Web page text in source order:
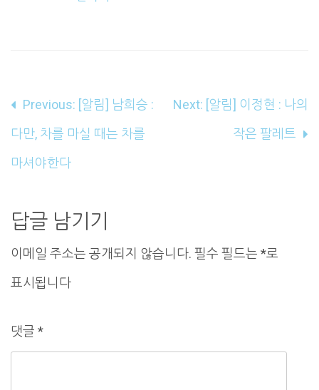
글
내
비
이
션
Previous: [알림] 남희승 :
다만, 차를 마실 때는 차를
마셔야한다
Next: [알림] 이정현 : 나의
작은 팔레트
답글 남기기
이메일 주소는 공개되지 않습니다. 필수 필드는 *로
표시됩니다
댓글 *